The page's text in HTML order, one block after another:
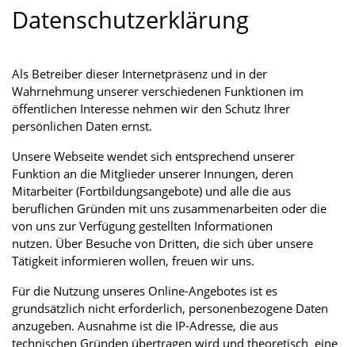
Datenschutzerklärung
Als Betreiber dieser Internetpräsenz und in der
Wahrnehmung unserer verschiedenen Funktionen im
öffentlichen Interesse nehmen wir den Schutz Ihrer
persönlichen Daten ernst.
Unsere Webseite wendet sich entsprechend unserer
Funktion an die Mitglieder unserer Innungen, deren
Mitarbeiter (Fortbildungsangebote) und alle die aus
beruflichen Gründen mit uns zusammenarbeiten oder die
von uns zur Verfügung gestellten Informationen
nutzen. Über Besuche von Dritten, die sich über unsere
Tätigkeit informieren wollen, freuen wir uns.
Für die Nutzung unseres Online-Angebotes ist es
grundsätzlich nicht erforderlich, personenbezogene Daten
anzugeben. Ausnahme ist die IP-Adresse, die aus
technischen Gründen übertragen wird und theoretisch eine